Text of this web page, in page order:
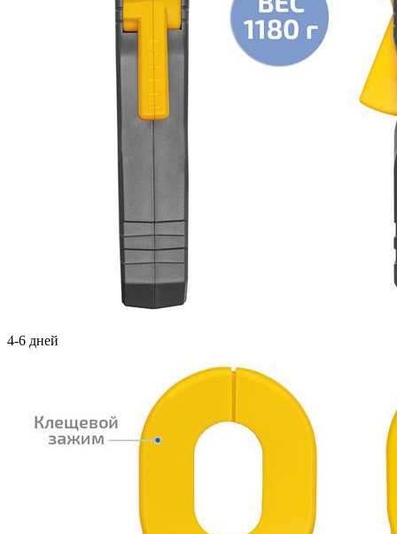
4-6 дней